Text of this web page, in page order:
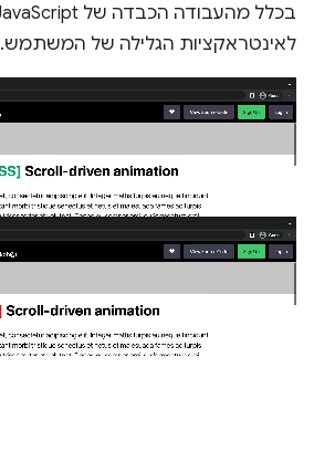
לאינטראקציות הגלילה של המשתמש.